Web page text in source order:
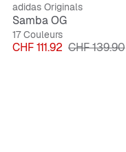
adidas Originals
Samba OG
17 Couleurs
Prix
CHF 111.92 Prix original
CHF 139.90